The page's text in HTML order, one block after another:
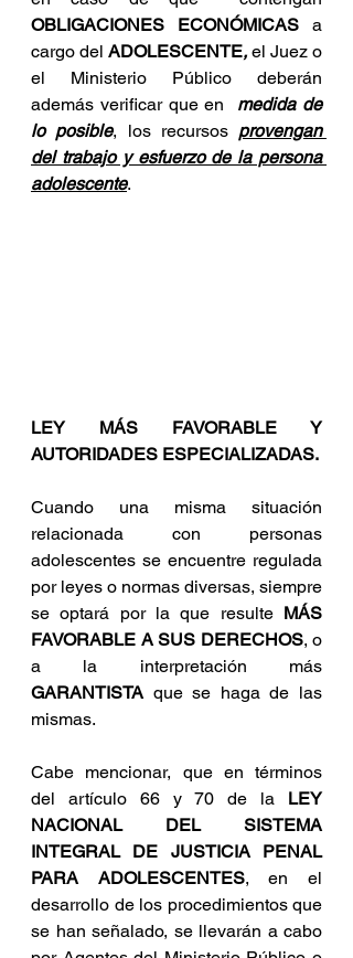
OBLIGACIONES ECONÓMICAS a
cargo del ADOLESCENTE, el Juez o
el Ministerio Público deberán
además verificar que en medida de
lo posible, los recursos provengan
del trabajo y esfuerzo de la persona
adolescente.
LEY MÁS FAVORABLE Y
AUTORIDADES ESPECIALIZADAS.
Cuando una misma situación
relacionada con personas
adolescentes se encuentre regulada
por leyes o normas diversas, siempre
se optará por la que resulte MÁS
FAVORABLE A SUS DERECHOS, o
GARANTISTA que se haga de las
mismas.
Cabe mencionar, que en términos
del artículo 66 y 70 de la LEY
NACIONAL DEL SISTEMA
INTEGRAL DE JUSTICIA PENAL
PARA ADOLESCENTES, en el
desarrollo de los procedimientos que
se han señalado, se llevarán a cabo